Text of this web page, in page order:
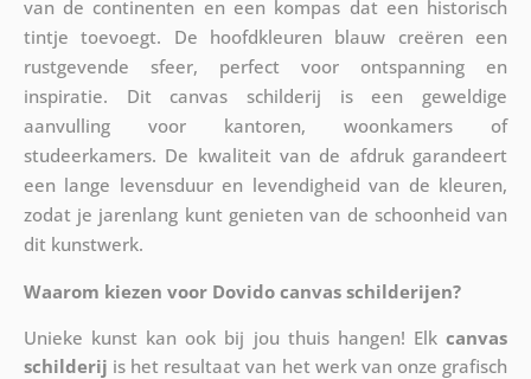
van de continenten en een kompas dat een historisch
tintje toevoegt. De hoofdkleuren blauw creëren een
rustgevende sfeer, perfect voor ontspanning en
inspiratie. Dit canvas schilderij is een geweldige
aanvulling voor kantoren, woonkamers of
studeerkamers. De kwaliteit van de afdruk garandeert
een lange levensduur en levendigheid van de kleuren,
zodat je jarenlang kunt genieten van de schoonheid van
dit kunstwerk.
Waarom kiezen voor Dovido canvas schilderijen?
Unieke kunst kan ook bij jou thuis hangen! Elkcanvas
schilderij is het resultaat van het werk van onze grafisch